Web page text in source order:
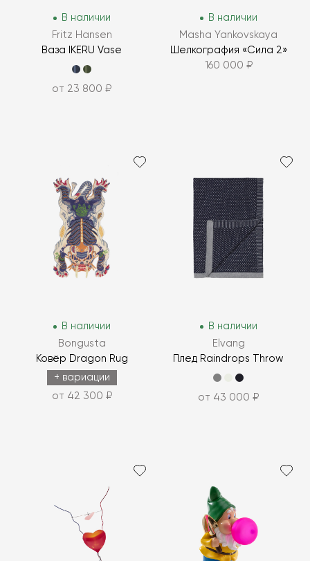
В наличии
Fritz Hansen
Ваза IKERU Vase
от 23 800 ₽
В наличии
Masha Yankovskaya
Шелкография «Сила 2»
160 000 ₽
В наличии
Bongusta
Ковёр Dragon Rug
+ вариации
от 42 300 ₽
В наличии
Elvang
Плед Raindrops Throw
от 43 000 ₽